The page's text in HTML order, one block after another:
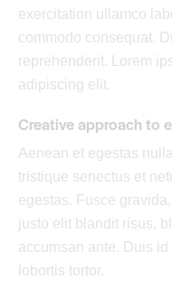
exercitation ullamco
commodo consequat.
reprehenderit. Lorem
adipiscing elit.
Creative approach to
Aenean et egestas
tristique senectus et
egestas. Fusce
justo elit blandit risus,
accumsan ante. Duis
lobortis tortor.